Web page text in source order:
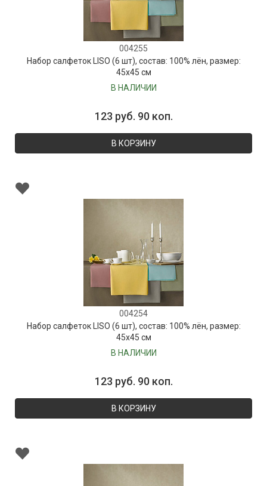
004255
Набор салфеток LISO (6 шт), состав: 100% лён, размер:
45х45 см
В НАЛИЧИИ
123 руб. 90 коп.
В КОРЗИНУ
004254
Набор салфеток LISO (6 шт), состав: 100% лён, размер:
45х45 см
В НАЛИЧИИ
123 руб. 90 коп.
В КОРЗИНУ